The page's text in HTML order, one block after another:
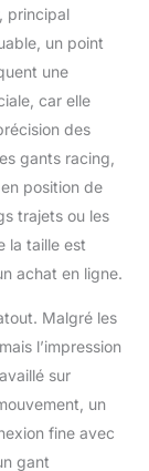
principal
un point
une
car elle
des
gants racing,
position de
trajets ou les
la taille est
achat en ligne.
Malgré les
l’impression
sur
un
fine avec
gant